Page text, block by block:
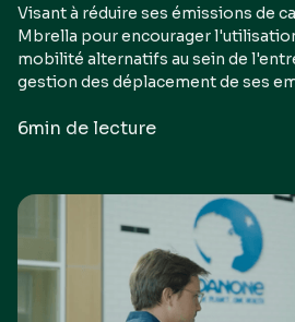
Visant à réduire ses émissions de
Mbrella pour encourager
mobilité alternatifs au sein de
gestion des déplacement de ses
6min de lecture